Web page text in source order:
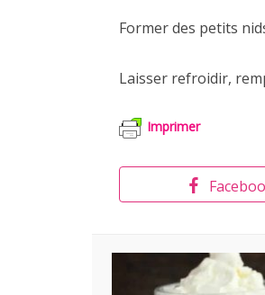
Former des petits
Laisser refroidir,
Imprimer